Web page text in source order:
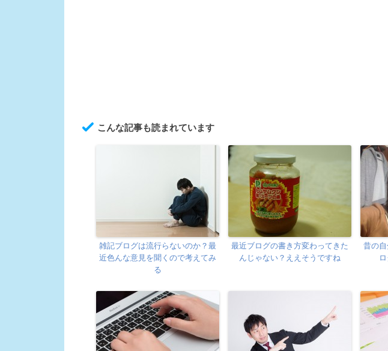
こんな記事も読まれています
雑記ブログは流行らないのか？最
近色んな意見を聞くので考えてみ
る
最近ブログの書き方変わってきた
んじゃない？ええそうですね
昔の